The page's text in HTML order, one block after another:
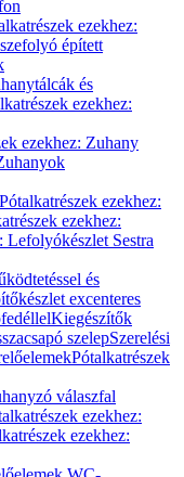
ezekhez:
épített
és
ezekhez:
ezekhez: Zuhany
Pótalkatrészek ezekhez:
ezekhez:
Lefolyókészlet Sestra
és
excenteres
Kiegészítők
szelepSzerelési
Pótalkatrészek
válaszfal
ezekhez:
ezekhez: